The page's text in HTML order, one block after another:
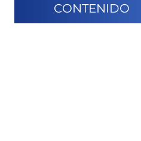
CONTENIDO